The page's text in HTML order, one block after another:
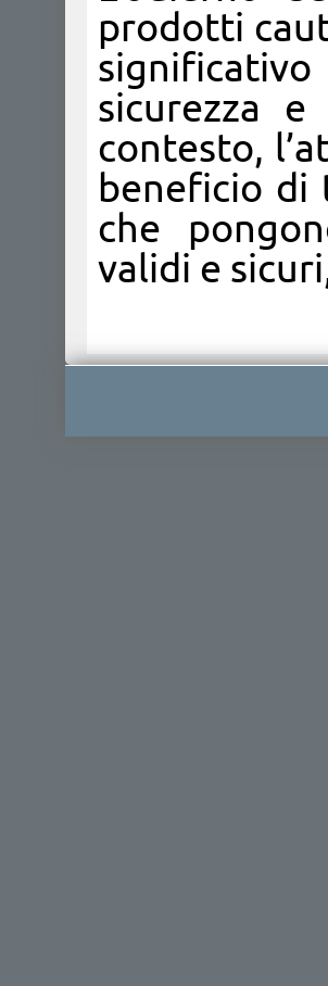
prodotti
sicurezza
contesto,
beneficio
che
validi e